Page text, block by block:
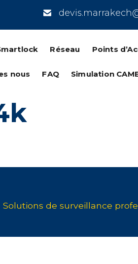
Réseau Points
nous FAQ Simulation